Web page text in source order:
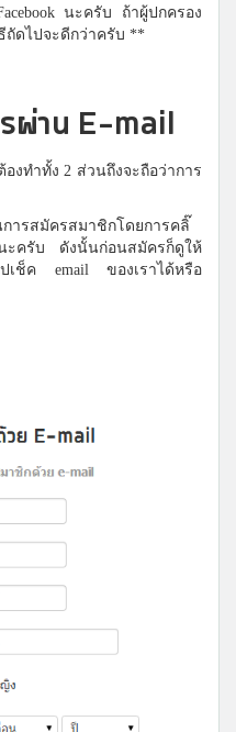
นะครับ ถ้าผู้ปกครอง
ดไปจะดีกว่าครับ **
ผ่าน E-mail
งทำทั้ง 2 ส่วนถึงจะถือว่าการ
ารสมัครสมาชิกโดยการคลิ๊
ะครับ ดังนั้นก่อนสมัครก็ดูให้
ปเช็ค email ของเราได้หรือ